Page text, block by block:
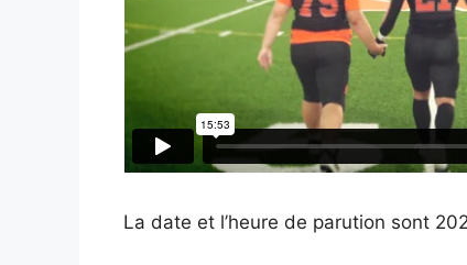
La date et l’heure de parution sont